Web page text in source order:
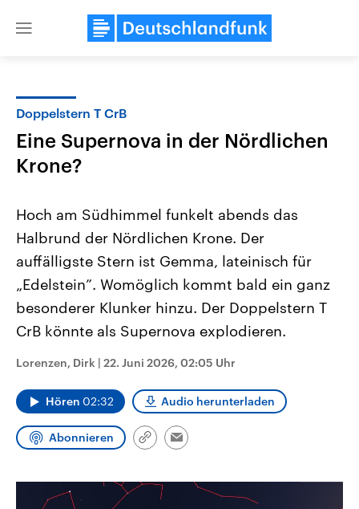
Close
Landtagswahl Sachsen-Anhalt
2026
Alle Informationen
September 2026 einen neuen
Bundesland von einer Koalition aus
CDU, SPD und FDP regiert.-
Wahlprogramme, aktuelle Berichte
und Hintergründe zu den Parteien
Wahl.
USA
Aktuelle Beiträge,
Hintergründe
Wirtschaftlich und
gehören die Vereinigten
mit großem Einfluss auf
aktuelle Weltgeschehen.
Sendungen Programm Podcasts
Audio-Archiv
Doppelstern T CrB
Eine Supernova in der Nördlichen
Krone?
Hoch am Südhimmel funkelt abends das
Halbrund der Nördlichen Krone. Der
auffälligste Stern ist Gemma, lateinisch für
„Edelstein”. Womöglich kommt bald ein ganz
besonderer Klunker hinzu. Der Doppelstern T
CrB könnte als Supernova explodieren.
Lorenzen, Dirk | 22. Juni 2026, 02:05 Uhr
Hören 02:32 Audio herunterladen
Abonnieren
Link
Email